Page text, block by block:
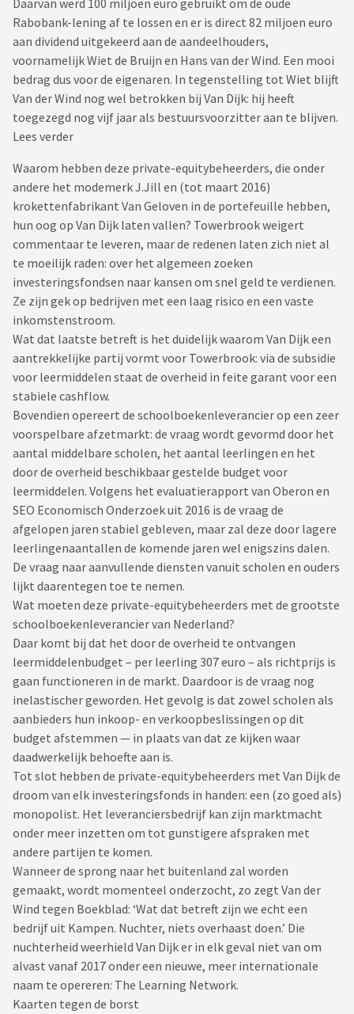
Daarvan werd 100 miljoen euro gebruikt om de oude
Rabobank-lening af te lossen en er is direct 82 miljoen euro
aan dividend uitgekeerd aan de aandeelhouders,
voornamelijk Wiet de Bruijn en Hans van der Wind. Een mooi
bedrag dus voor de eigenaren. In tegenstelling tot Wiet blijft
Van der Wind nog wel betrokken bij Van Dijk: hij heeft
toegezegd nog vijf jaar als bestuursvoorzitter aan te blijven.
Lees verder
Waarom hebben deze private-equitybeheerders, die onder
andere het modemerk J.Jill en (tot maart 2016)
krokettenfabrikant Van Geloven in de portefeuille hebben,
hun oog op Van Dijk laten vallen? Towerbrook weigert
commentaar te leveren, maar de redenen laten zich niet al
te moeilijk raden: over het algemeen zoeken
investeringsfondsen naar kansen om snel geld te verdienen.
Ze zijn gek op bedrijven met een laag risico en een vaste
inkomstenstroom.
Wat dat laatste betreft is het duidelijk waarom Van Dijk een
aantrekkelijke partij vormt voor Towerbrook: via de subsidie
voor leermiddelen staat de overheid in feite garant voor een
stabiele cashflow.
Bovendien opereert de schoolboekenleverancier op een zeer
voorspelbare afzetmarkt: de vraag wordt gevormd door het
aantal middelbare scholen, het aantal leerlingen en het
door de overheid beschikbaar gestelde budget voor
leermiddelen. Volgens het evaluatierapport van Oberon en
SEO Economisch Onderzoek uit 2016 is de vraag de
afgelopen jaren stabiel gebleven, maar zal deze door lagere
leerlingenaantallen de komende jaren wel enigszins dalen.
De vraag naar aanvullende diensten vanuit scholen en ouders
lijkt daarentegen toe te nemen.
Wat moeten deze private-equitybeheerders met de grootste
schoolboekenleverancier van Nederland?
Daar komt bij dat het door de overheid te ontvangen
leermiddelenbudget – per leerling 307 euro – als richtprijs is
gaan functioneren in de markt. Daardoor is de vraag nog
inelastischer geworden. Het gevolg is dat zowel scholen als
aanbieders hun inkoop- en verkoopbeslissingen op dit
budget afstemmen — in plaats van dat ze kijken waar
daadwerkelijk behoefte aan is.
Tot slot hebben de private-equitybeheerders met Van Dijk de
droom van elk investeringsfonds in handen: een (zo goed als)
monopolist. Het leveranciersbedrijf kan zijn marktmacht
onder meer inzetten om tot gunstigere afspraken met
andere partijen te komen.
Wanneer de sprong naar het buitenland zal worden
gemaakt, wordt momenteel onderzocht, zo zegt Van der
Wind tegen Boekblad: ‘Wat dat betreft zijn we echt een
bedrijf uit Kampen. Nuchter, niets overhaast doen.’ Die
nuchterheid weerhield Van Dijk er in elk geval niet van om
alvast vanaf 2017 onder een nieuwe, meer internationale
naam te opereren: The Learning Network.
Kaarten tegen de borst